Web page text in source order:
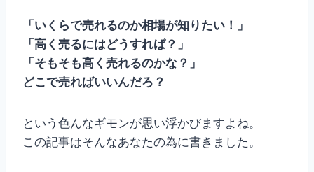
「いくらで売れるのか相場が知りたい！」
「高く売るにはどうすれば？」
「そもそも高く売れるのかな？」
どこで売ればいいんだろ？
という色んなギモンが思い浮かびますよね。
この記事はそんなあなたの為に書きました。